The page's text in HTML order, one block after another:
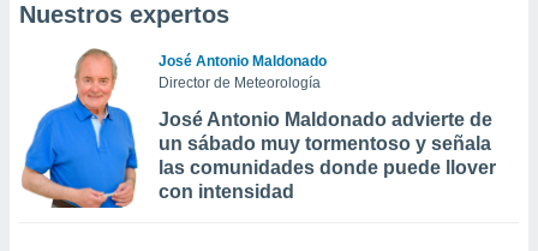
Nuestros expertos
José Antonio Maldonado
Director de Meteorología
José Antonio Maldonado advierte de
un sábado muy tormentoso y señala
las comunidades donde puede llover
con intensidad